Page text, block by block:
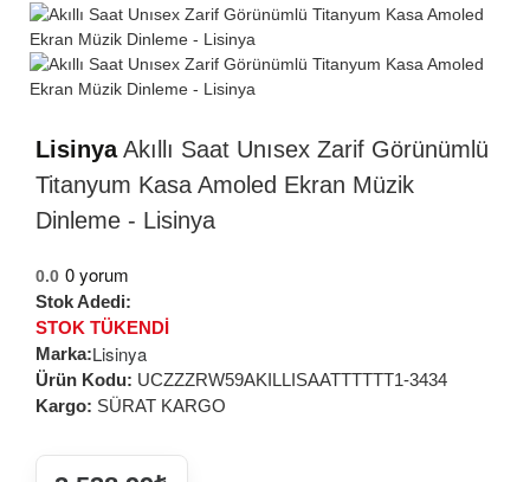
LisinyaAkıllı Saat Unısex Zarif Görünümlü
Titanyum Kasa Amoled Ekran Müzik
Dinleme - Lisinya
0.0 0 yorum
Stok Adedi:
STOK TÜKENDİ
Marka:Lisinya
Ürün Kodu: UCZZZRW59AKILLISAATTTTTT1-3434
Kargo: SÜRAT KARGO